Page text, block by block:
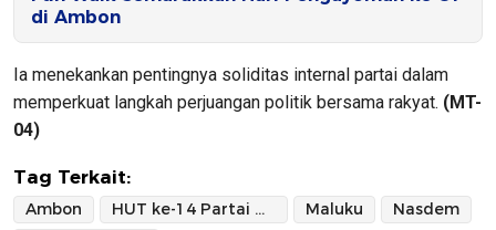
di Ambon
Ia menekankan pentingnya soliditas internal partai dalam
memperkuat langkah perjuangan politik bersama rakyat. (MT-
04)
Tag Terkait:
Ambon HUT ke-14 Partai NasDem Maluku
Nasdem